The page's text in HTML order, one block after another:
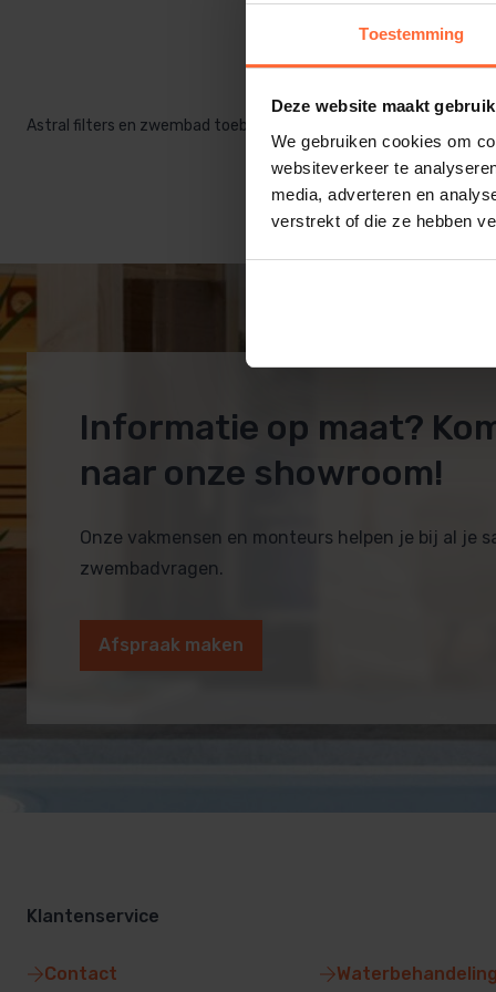
Toestemming
Deze website maakt
We gebruiken cookies om
websiteverkeer te
media, adverteren en
verstrekt of die ze hebben
Astral filters en zwembad toebehoren
Informatie op maat?
naar onze showroom!
Onze vakmensen en monteurs helpen je bij al je
zwembadvragen.
Afspraak maken
Klantenservice
Contact Waterbehandeling